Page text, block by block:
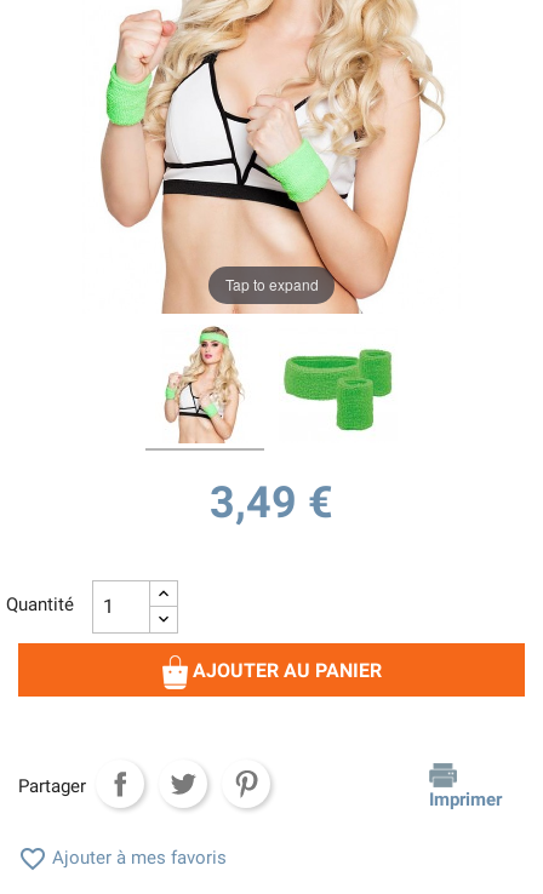
Tap to expand
3,49 €
Quantité
AJOUTER AU PANIER
Partager
Imprimer
 Ajouter à mes favoris